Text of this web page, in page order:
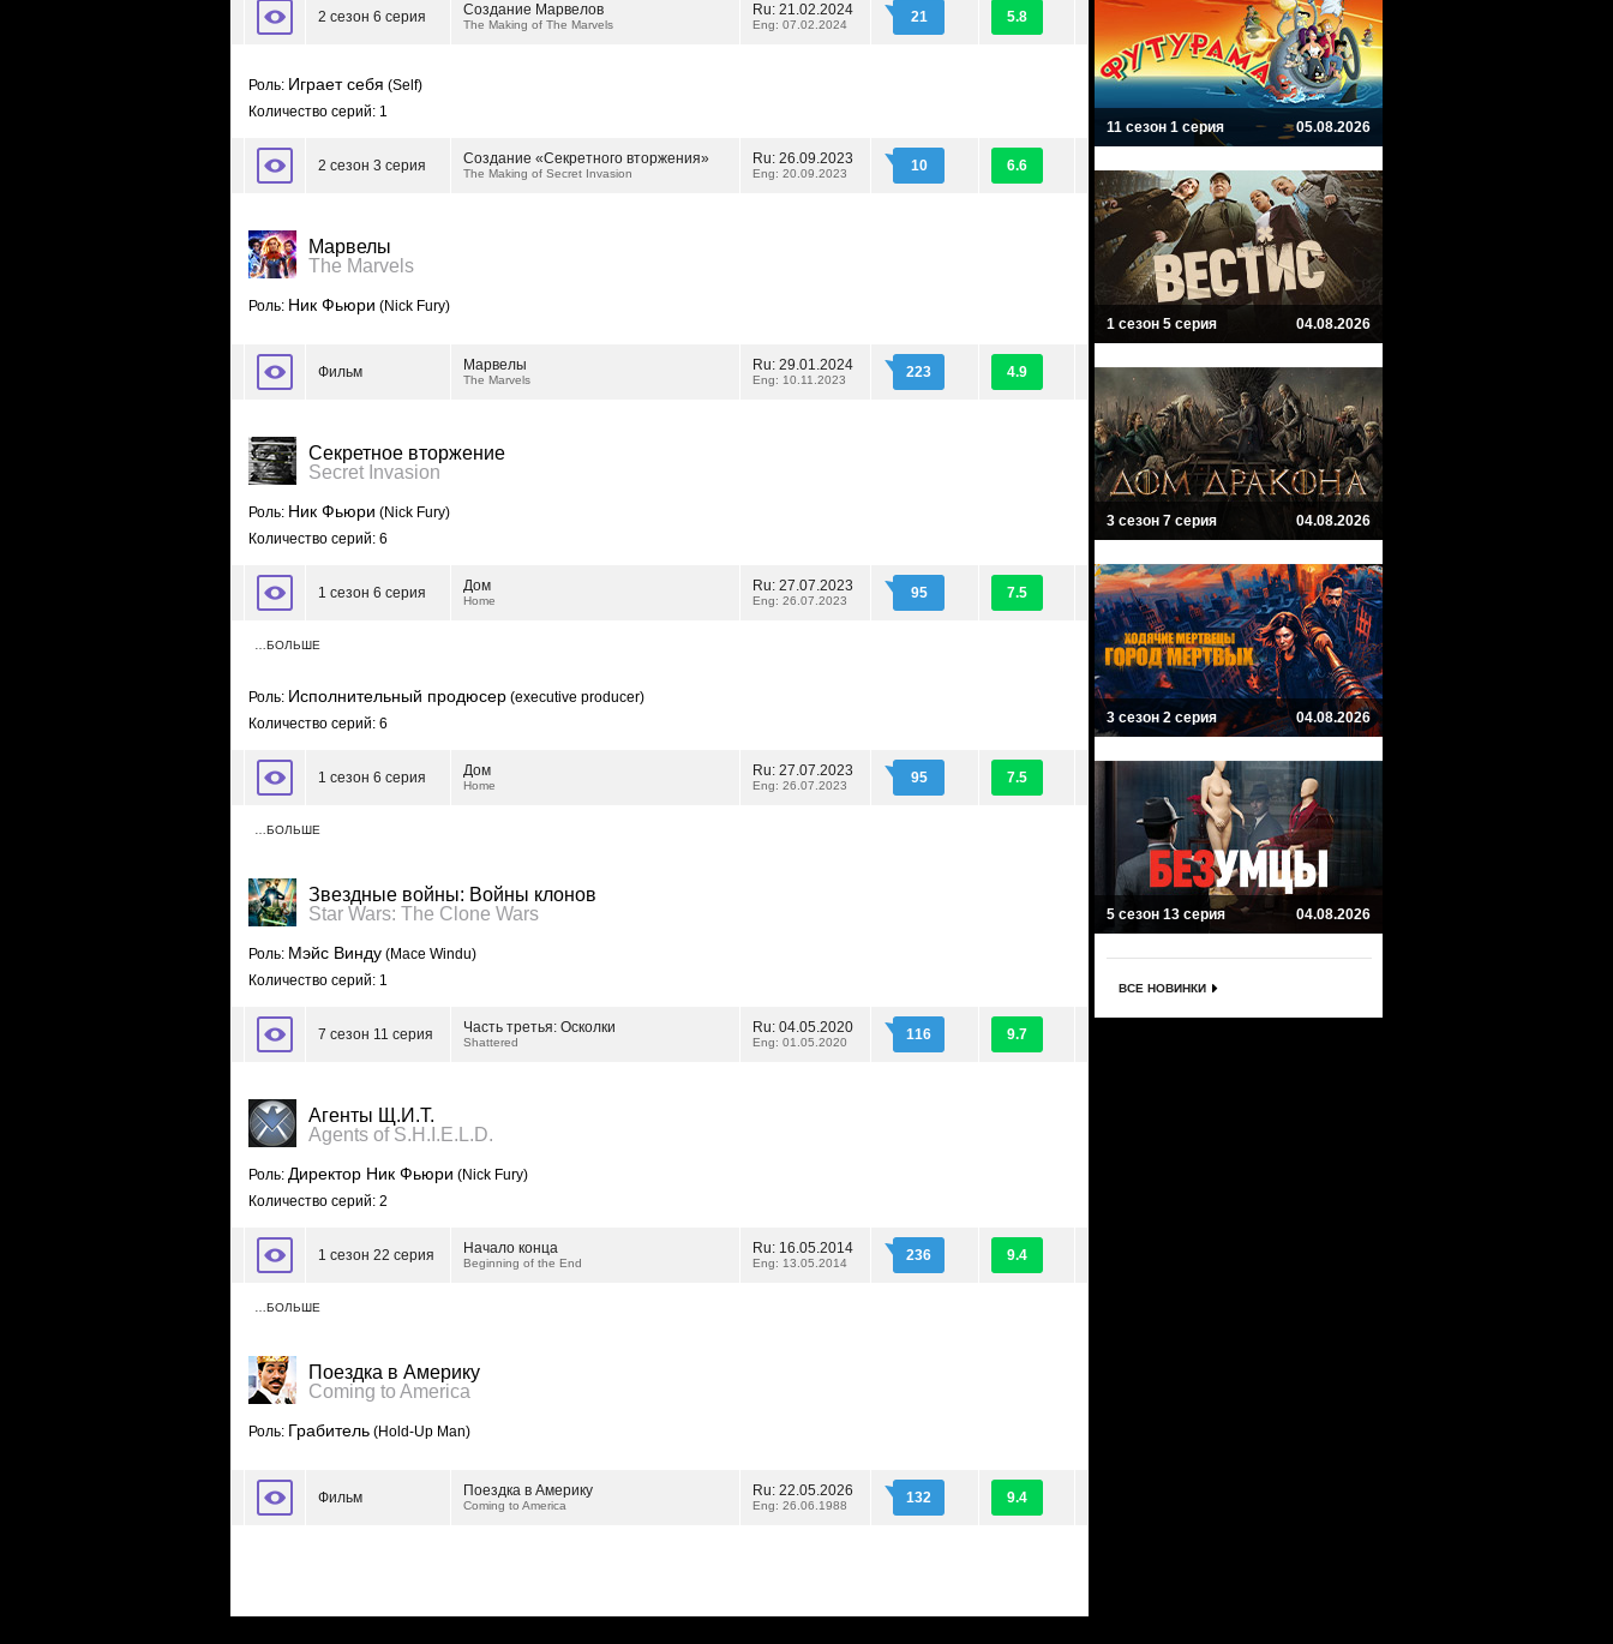
2 сезон 6 серия Создание Марвелов
The Making of The Marvels
Ru: 21.02.2024
Eng: 07.02.2024 21 5.8
Роль: Играет себя (Self)
Количество серий: 1
2 сезон 3 серия Создание «Секретного вторжения»
The Making of Secret Invasion
Ru: 26.09.2023
Eng: 20.09.2023 10 6.6
Марвелы
The Marvels
Роль: Ник Фьюри (Nick Fury)
Фильм Марвелы
The Marvels
Ru: 29.01.2024
Eng: 10.11.2023 223 4.9
Секретное вторжение
Secret Invasion
Роль: Ник Фьюри (Nick Fury)
Количество серий: 6
1 сезон 6 серия Дом
Home
Ru: 27.07.2023
Eng: 26.07.2023 95 7.5
…БОЛЬШЕ
Роль: Исполнительный продюсер (executive producer)
Количество серий: 6
1 сезон 6 серия Дом
Home
Ru: 27.07.2023
Eng: 26.07.2023 95 7.5
…БОЛЬШЕ
Звездные войны: Войны клонов
Star Wars: The Clone Wars
Роль: Мэйс Винду (Mace Windu)
Количество серий: 1
7 сезон 11 серия Часть третья: Осколки
Shattered
Ru: 04.05.2020
Eng: 01.05.2020 116 9.7
Агенты Щ.И.Т.
Agents of S.H.I.E.L.D.
Роль: Директор Ник Фьюри (Nick Fury)
Количество серий: 2
1 сезон 22 серия Начало конца
Beginning of the End
Ru: 16.05.2014
Eng: 13.05.2014 236 9.4
…БОЛЬШЕ
Поездка в Америку
Coming to America
Роль: Грабитель (Hold-Up Man)
Фильм Поездка в Америку
Coming to America
Ru: 22.05.2026
Eng: 26.06.1988 132 9.4
11 сезон 1 серия 05.08.2026
1 сезон 5 серия 04.08.2026
3 сезон 7 серия 04.08.2026
3 сезон 2 серия 04.08.2026
5 сезон 13 серия 04.08.2026
ВСЕ НОВИНКИ